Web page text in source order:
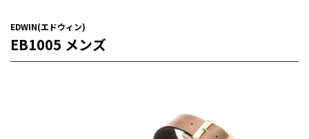
EDWIN(エドウィン)
EB1005 メンズ